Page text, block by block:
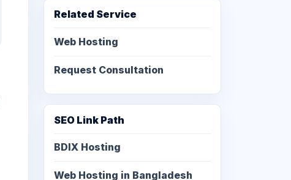
Related Service
Web Hosting
Request Consultation
SEO Link Path
BDIX Hosting
Web Hosting in Bangladesh